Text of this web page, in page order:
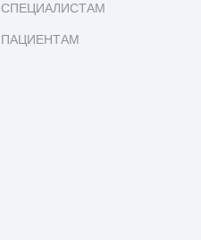
СПЕЦИАЛИСТАМ
ПАЦИЕНТАМ